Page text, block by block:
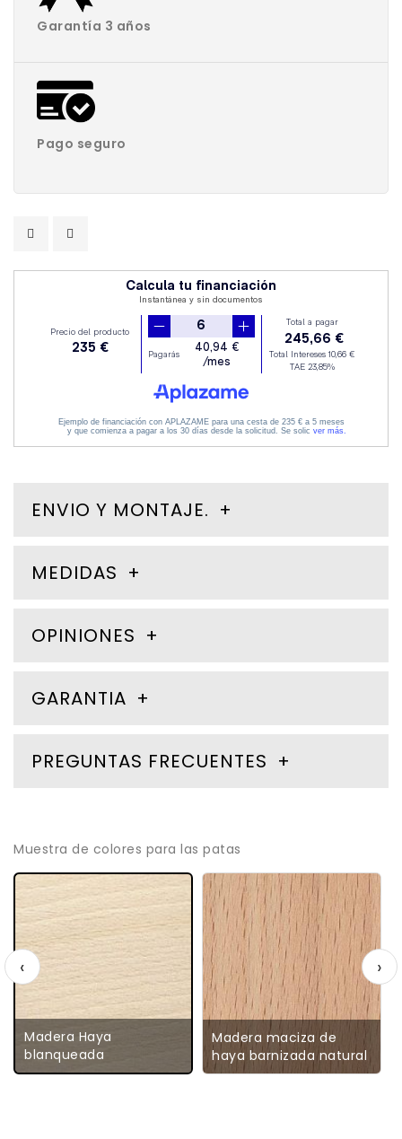
Garantía 3 años
Pago seguro
ENVIO Y MONTAJE.
MEDIDAS
OPINIONES
GARANTIA
PREGUNTAS FRECUENTES
Muestra de colores para las patas
Madera Haya
blanqueada
Madera maciza de
haya barnizada natural
‹ ›